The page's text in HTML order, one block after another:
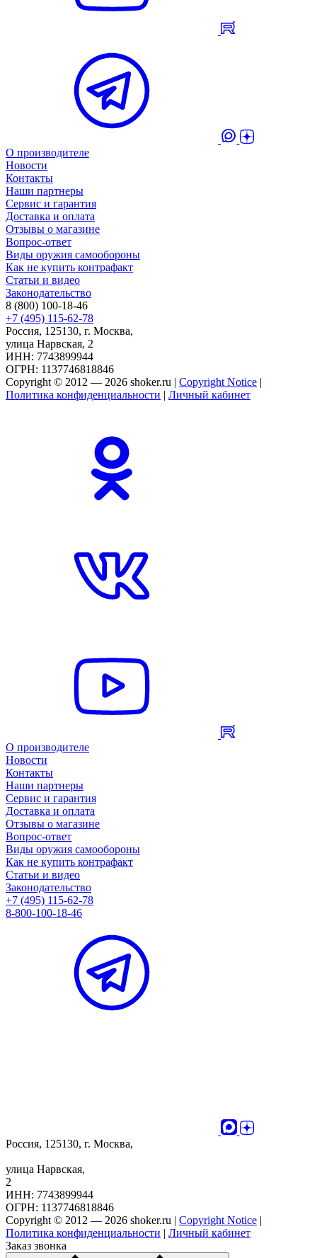
О производителе
Новости
Контакты
Наши партнеры
Сервис и гарантия
Доставка и оплата
Отзывы о магазине
Вопрос-ответ
Виды оружия самообороны
Как не купить контрафакт
Статьи и видео
Законодательство
8 (800) 100-18-46
+7 (495) 115-62-78
Россия, 125130, г. Москва,
улица Нарвская, 2
ИНН: 7743899944
ОГРН: 1137746818846
Copyright © 2012 — 2026 shoker.ru | Copyright Notice |
Политика конфиденциальности | Личный кабинет
О производителе
Новости
Контакты
Наши партнеры
Сервис и гарантия
Доставка и оплата
Отзывы о магазине
Вопрос-ответ
Виды оружия самообороны
Как не купить контрафакт
Статьи и видео
Законодательство
+7 (495) 115-62-78
8-800-100-18-46
Россия, 125130, г. Москва,
улица Нарвская,
2
ИНН: 7743899944
ОГРН: 1137746818846
Copyright © 2012 — 2026 shoker.ru | Copyright Notice |
Политика конфиденциальности | Личный кабинет
Заказ звонка